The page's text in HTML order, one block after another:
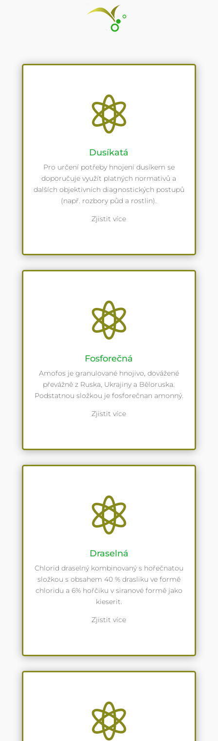

Dusíkatá
Pro určení potřeby hnojení dusíkem se
doporučuje využít platných normativů a
dalších objektivních diagnostických postupů
(např. rozbory půd a rostlin).
Zjistit více

Fosforečná
Amofos je granulované hnojivo, dovážené
převážně z Ruska, Ukrajiny a Běloruska.
Podstatnou složkou je fosforečnan amonný.
Zjistit více

Draselná
Chlorid draselný kombinovaný s hořečnatou
složkou s obsahem 40 % drasliku ve formě
chloridu a 6% hořčiku v siranové formě jako
kieserit.
Zjistit více
